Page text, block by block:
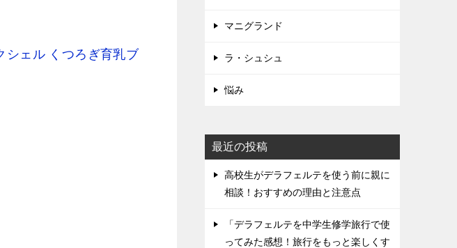
シェル くつろぎ育乳ブ
マニグランド
ラ・シュシュ
悩み
最近の投稿
高校生がデラフェルテを使う前に親に
相談！おすすめの理由と注意点
「デラフェルテを中学生修学旅行で使
ってみた感想！旅行をもっと楽しくす